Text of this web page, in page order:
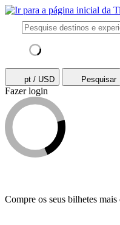
pt / USD Pesquisar
Fazer login
Compre os seus bilhetes mais